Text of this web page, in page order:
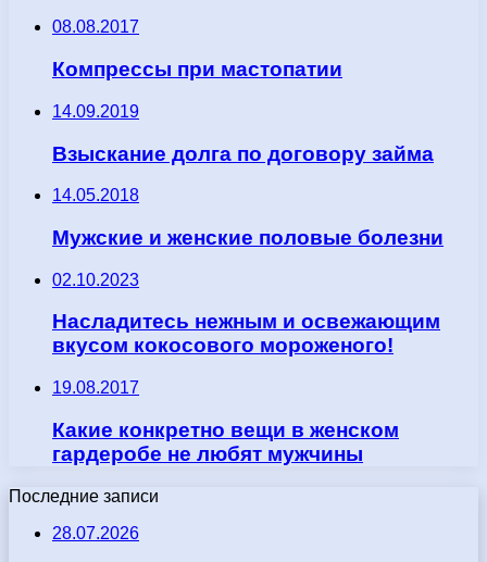
08.08.2017
Компрессы при мастопатии
14.09.2019
Взыскание долга по договору займа
14.05.2018
Мужские и женские половые болезни
02.10.2023
Насладитесь нежным и освежающим
вкусом кокосового мороженого!
19.08.2017
Какие конкретно вещи в женском
гардеробе не любят мужчины
Последние записи
28.07.2026